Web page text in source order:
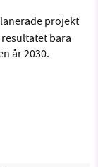
projekt
bara
år 2030.